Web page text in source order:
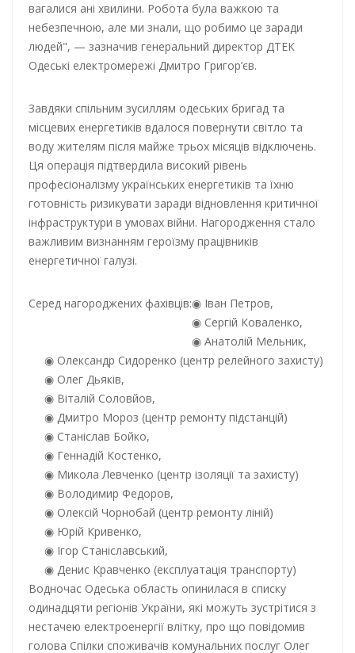
вагалися ані хвилини. Робота була важкою та
небезпечною, але ми знали, що робимо це заради
людей", — зазначив генеральний директор ДТЕК
Одеські електромережі Дмитро Григор’єв.
Завдяки спільним зусиллям одеських бригад та
місцевих енергетиків вдалося повернути світло та
воду жителям після майже трьох місяців відключень.
Ця операція підтвердила високий рівень
професіоналізму українських енергетиків та їхню
готовність ризикувати заради відновлення критичної
інфраструктури в умовах війни. Нагородження стало
важливим визнанням героїзму працівників
енергетичної галузі.
Серед нагороджених фахівців:
Іван Петров,
Сергій Коваленко,
Анатолій Мельник,
Олександр Сидоренко (центр релейного захисту)
Олег Дьяків,
Віталій Соловйов,
Дмитро Мороз (центр ремонту підстанцій)
Станіслав Бойко,
Геннадій Костенко,
Микола Левченко (центр ізоляції та захисту)
Володимир Федоров,
Олексій Чорнобай (центр ремонту ліній)
Юрій Кривенко,
Ігор Станіславський,
Денис Кравченко (експлуатація транспорту)
Водночас Одеська область опинилася в списку
одинадцяти регіонів України, які можуть зустрітися з
нестачею електроенергії влітку, про що повідомив
голова Спілки споживачів комунальних послуг Олег